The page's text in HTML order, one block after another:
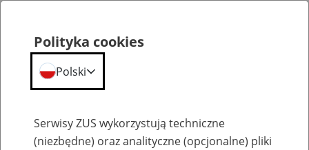
Polityka cookies
Polski
Serwisy ZUS wykorzystują techniczne
(niezbędne) oraz analityczne (opcjonalne) pliki